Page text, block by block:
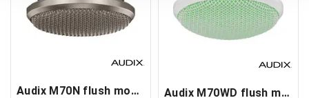
Audix M70N flush mount condenser mic Audix M70WD flush mount condenser mic